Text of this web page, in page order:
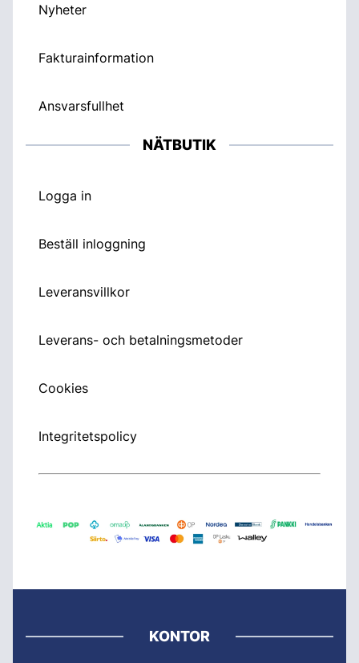
Nyheter
Fakturainformation
Ansvarsfullhet
NÄTBUTIK
Logga in
Beställ inloggning
Leveransvillkor
Leverans- och betalningsmetoder
Cookies
Integritetspolicy
KONTOR